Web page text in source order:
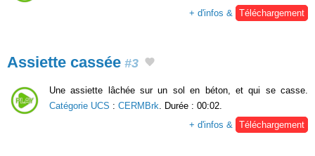
+ d'infos &
Téléchargement
Assiette cassée #3
Une assiette lâchée sur un sol en béton, et qui se casse.
Catégorie UCS : CERMBrk. Durée : 00:02.
+ d'infos & Téléchargement